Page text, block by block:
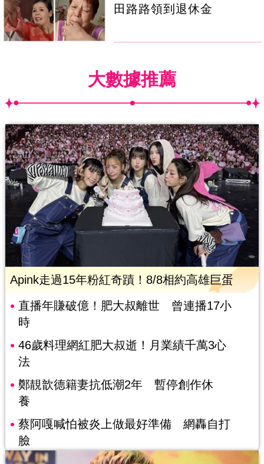
田路路領到退休金
大數據推薦
Apink走過15年粉紅奇蹟！8/8相約高雄巨蛋
直播年賺破億！肥大叔離世 曾連播17小
時
46歲料理網紅肥大叔逝！月業績千萬3心
法
鄭靚歆德籍妻抗低潮2年 暫停創作休
養
蔡阿嘎喊怕被炎上做最好準備 網轟自打
臉